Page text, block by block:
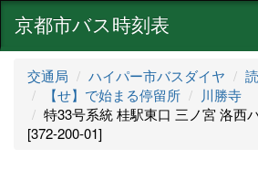
京都市バス時刻表
交通局 ハイパー市バスダイヤ
【せ】で始まる停留所
川勝寺
特33号系統 桂駅東口 三ノ宮 洛西
[372-200-01]